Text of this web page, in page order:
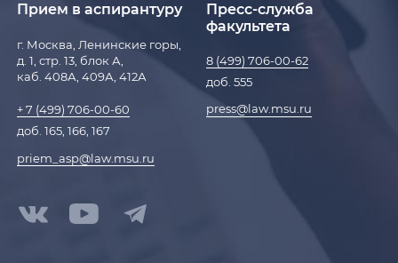
Прием в аспирантуру
г. Москва, Ленинские горы,
д. 1, стр. 13, блок А,
каб. 408А, 409А, 412А
+ 7 (499) 706-00-60
доб. 165, 166, 167
priem_asp@law.msu.ru
Пресс-служба
факультета
8 (499) 706-00-62
доб. 555
press@law.msu.ru